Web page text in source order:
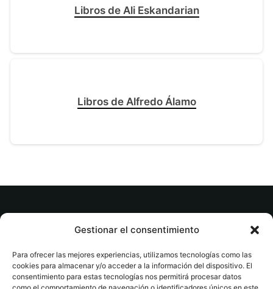
Gestionar el consentimiento
Para ofrecer las mejores experiencias, utilizamos tecnologías como las
cookies para almacenar y/o acceder a la información del dispositivo. El
consentimiento para estas tecnologías nos permitirá procesar datos
Libros de Ali Eskandarian
Libros de Alfredo Álamo
© tuslibrosvip.com · Todos los derechos